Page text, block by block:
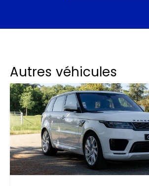
Autres véhicules